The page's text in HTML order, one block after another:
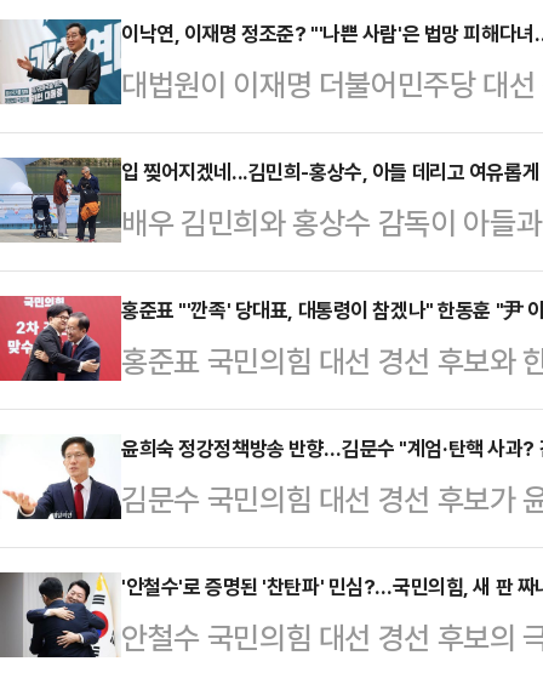
이낙연, 이재명 정조준? "'나쁜 사람'은 법망 피해다
대법원이 이재명 더불어민주당 대
의체에 회부해 심리에 나선 가운데
이낙연 새미래민주당 상임고문이
임고문은 25일 '법의 날'을 맞아 페
그리고 법치주의를 다시 생각하게
치주의가 건강하다는 믿음을 국민
을 만드는 사람들, 법으로 사는 사
고 있다"며 "특히 정…
입 찢어지겠네...김민희-홍상수, 아들 데리고 여유롭
배우 김민희와 홍상수 감독이 아들
한 온라인 커뮤니티에는 김민희와
산책하는 사진이 올라왔다.사진 속
수 감독이 미소를 지으며 서 있다.
아들을 출산한 뒤 하남시의 한 산후
은 영화 '지금은 맞고 그때는 틀리
현재까지 10년간 불륜 관계를 이어
2015년 법…
홍준표 "'깐족' 당대표, 대통령이 참겠나" 한동훈 "尹
홍준표 국민의힘 대선 경선 후보와
서 사회자 질문에서부터 '12·3 비
했다.홍준표 후보는 25일 서울 종
에서 열린 국민의힘 대선 2차 경선
엄을 막았을 것이냐'라는 사회자 질
두는 당대표를 두고 대통령이 참을
포문을 열었다.홍 후보는 "계엄 사
윤희숙 정강정책방송 반향…김문수 "계엄·탄핵 사과
김문수 국민의힘 대선 경선 후보가
연설로 증폭된 '계엄·탄핵 사과 논
건 간단한 오엑스(OX) 문제가 아
일 오전 여의도 대하빌딩 캠프 사무
'안철수'로 증명된 '찬탄파' 민심?…국민의힘, 새 판 짜
안철수 국민의힘 대선 경선 후보의